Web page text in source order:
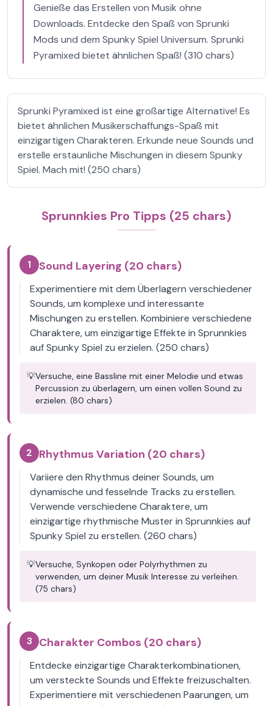
Genieße das Erstellen von Musik ohne
Downloads. Entdecke den Spaß von Sprunki
Mods und dem Spunky Spiel Universum. Sprunki
Pyramixed bietet ähnlichen Spaß! (310 chars)
Sprunki Pyramixed ist eine großartige Alternative! Es
bietet ähnlichen Musikerschaffungs-Spaß mit
einzigartigen Charakteren. Erkunde neue Sounds und
erstelle erstaunliche Mischungen in diesem Spunky
Spiel. Mach mit! (250 chars)
Sprunnkies Pro Tipps (25 chars)
1 Sound Layering (20 chars)
Experimentiere mit dem Überlagern verschiedener
Sounds, um komplexe und interessante
Mischungen zu erstellen. Kombiniere verschiedene
Charaktere, um einzigartige Effekte in Sprunnkies
auf Spunky Spiel zu erzielen. (250 chars)
💡Versuche, eine Bassline mit einer Melodie und etwas
Percussion zu überlagern, um einen vollen Sound zu
erzielen. (80 chars)
2 Rhythmus Variation (20 chars)
Variiere den Rhythmus deiner Sounds, um
dynamische und fesselnde Tracks zu erstellen.
Verwende verschiedene Charaktere, um
einzigartige rhythmische Muster in Sprunnkies auf
Spunky Spiel zu erstellen. (260 chars)
💡Versuche, Synkopen oder Polyrhythmen zu
verwenden, um deiner Musik Interesse zu verleihen.
(75 chars)
3 Charakter Combos (20 chars)
Entdecke einzigartige Charakterkombinationen,
um versteckte Sounds und Effekte freizuschalten.
Experimentiere mit verschiedenen Paarungen, um